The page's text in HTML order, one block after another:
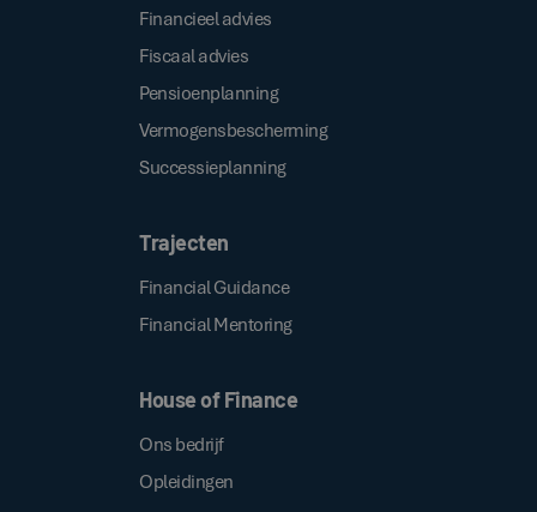
Financieel advies
Fiscaal advies
Pensioenplanning
Vermogensbescherming
Successieplanning
Trajecten
Financial Guidance
Financial Mentoring
House of Finance
Ons bedrijf
Opleidingen